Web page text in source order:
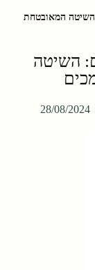
השיטה המאובטחת
השיטה
28/08/2024